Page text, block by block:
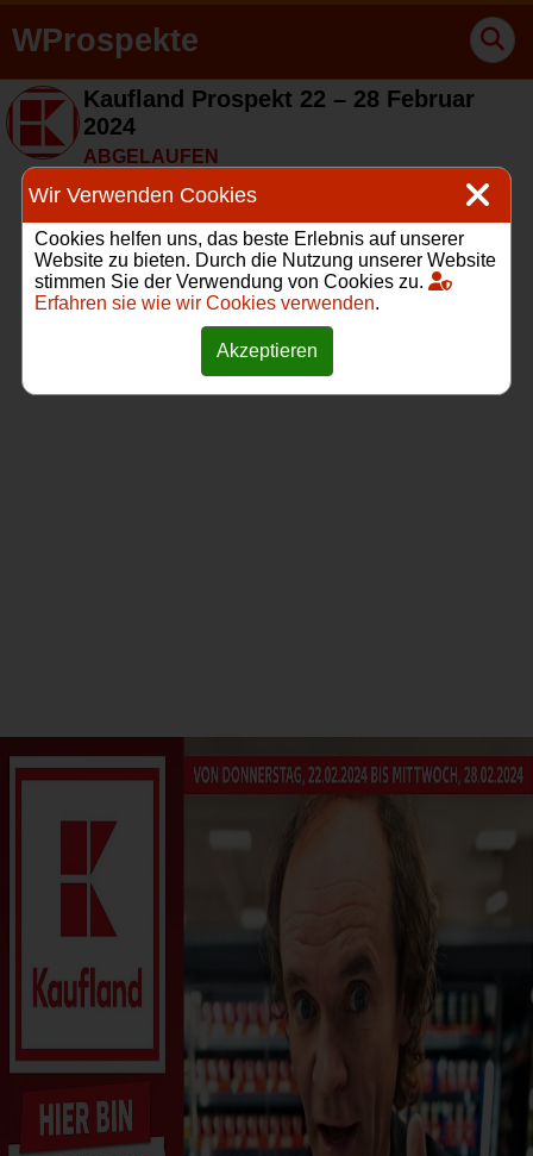
WProspekte
Kaufland Prospekt 22 – 28 Februar
2024
ABGELAUFEN
Wir Verwenden Cookies
Cookies helfen uns, das beste Erlebnis auf unserer
Website zu bieten. Durch die Nutzung unserer Website
stimmen Sie der Verwendung von Cookies zu.
Erfahren sie wie wir Cookies verwenden.
Akzeptieren